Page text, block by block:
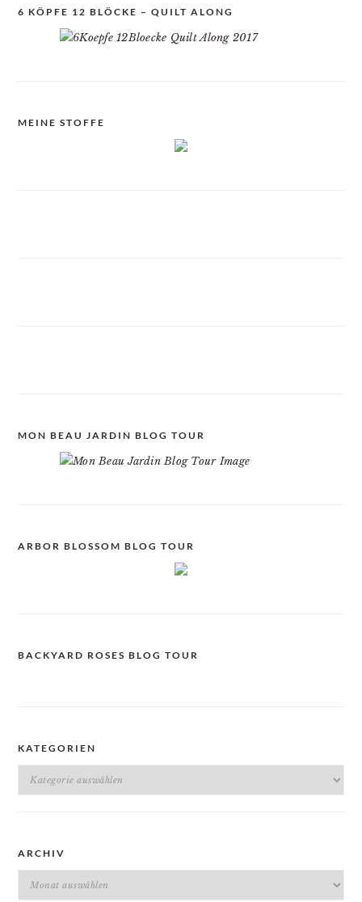
6 KÖPFE 12 BLÖCKE – QUILT ALONG
MEINE STOFFE
MON BEAU JARDIN BLOG TOUR
ARBOR BLOSSOM BLOG TOUR
BACKYARD ROSES BLOG TOUR
KATEGORIEN
Kategorien
ARCHIV
Archiv